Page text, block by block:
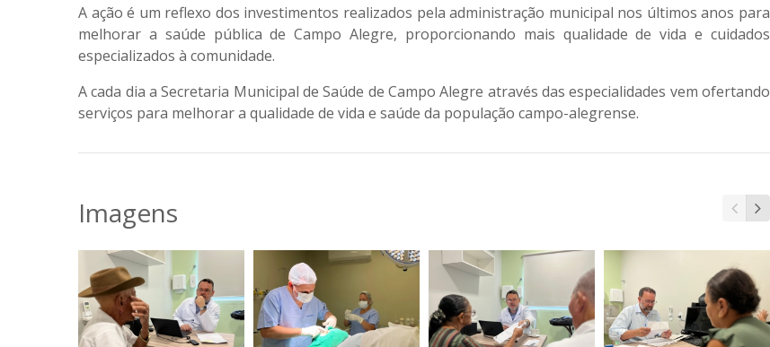
A ação é um reflexo dos investimentos realizados pela administração municipal nos últimos anos para
melhorar a saúde pública de Campo Alegre, proporcionando mais qualidade de vida e cuidados
especializados à comunidade.
A cada dia a Secretaria Municipal de Saúde de Campo Alegre através das especialidades vem ofertando
serviços para melhorar a qualidade de vida e saúde da população campo-alegrense.
Imagens